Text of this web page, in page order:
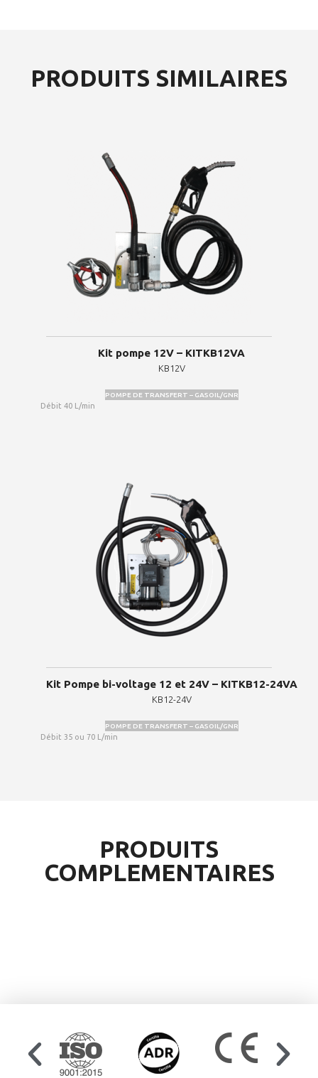
PRODUITS SIMILAIRES
Kit pompe 12V – KITKB12VA
KB12V
POMPE DE TRANSFERT – GASOIL/GNR
Débit 40 L/min
Kit Pompe bi-voltage 12 et 24V – KITKB12-24VA
KB12-24V
POMPE DE TRANSFERT – GASOIL/GNR
Débit 35 ou 70 L/min
PRODUITS
COMPLEMENTAIRES